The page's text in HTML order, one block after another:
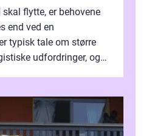
flytte, er behovene
end ved en
typisk tale om større
udfordringer, og